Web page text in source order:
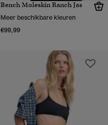
Bench Moleskin Ranch Jas
Meer beschikbare kleuren
€99,99